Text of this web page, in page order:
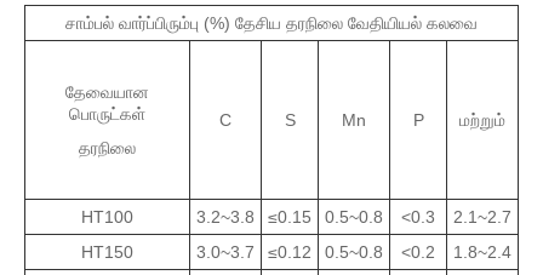
சாம்பல் வார்ப்பிரும்பு (%) தேசிய தரநிலை வேதியியல் கலவை
தேவையான
பொருட்கள்
தரநிலை
C S Mn P மற்றும்
HT100 3.2~3.8 ≤0.15 0.5~0.8 <0.3
2.1~2.7
HT150
3.0~3.7 ≤0.12 0.5~0.8 <0.2
1.8~2.4